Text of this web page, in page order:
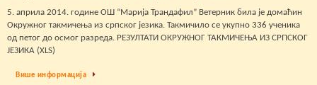
5. априла 2014. године ОШ “Марија Трандафил” Ветерник била је домаћин
Окружног такмичења из српског језика. Такмичило се укупно 336 ученика
од петог до осмог разреда. РЕЗУЛТАТИ ОКРУЖНОГ ТАКМИЧЕЊА ИЗ СРПСКОГ
ЈЕЗИКА (XLS)
Више информација